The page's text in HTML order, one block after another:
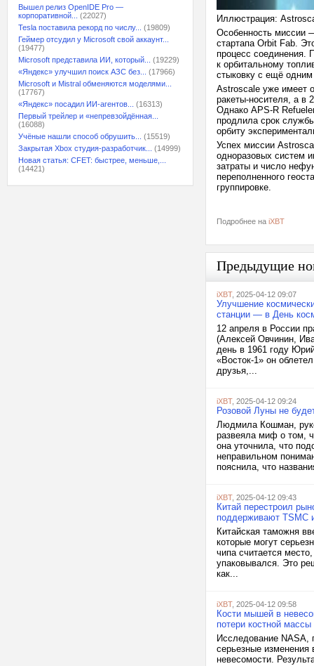
Вышел релиз OpenIDE Pro —
корпоративной...
(22027)
Tesla поставила рекорд по числу...
(19809)
Геймер отсудил у Microsoft свой аккаунт...
(19477)
Microsoft представила ИИ, который...
(19229)
«Яндекс» улучшил поиск АЗС без...
(17966)
Microsoft и Mistral обменяются моделями...
(17767)
«Яндекс» посадил ИИ-агентов...
(16313)
Первый трейлер и «непревзойдённая...
(16088)
Учёные нашли способ обрушить...
(15519)
Закрытая Xbox студия-разработчик...
(14999)
Новая статья: CFET: быстрее, меньше,...
(14421)
Иллюстрация:
Особенность миссии
стартапа Orbit Fab.
процесс соединения.
к орбитальному
стыковку с ещё одним
Astroscale уже имеет
ракеты-носителя, а в
Однако APS-R
продлила срок
орбиту
Успех миссии
одноразовых систем
затраты и число
переполненного
группировке.
Подробнее на iXBT
Предыдущие
iXBT, 2025-04-12 09:07
Улучшение
станции — в День
12 апреля в России
(Алексей Овчинин,
день в 1961 году
«Восток-1» он
друзья,...
iXBT, 2025-04-12 09:24
Розовой Луны не
Людмила Кошман,
развеяла миф о том,
она уточнила, что
неправильном
пояснила, что
iXBT, 2025-04-12 09:43
Китай перестроил
поддерживают TSMC
Китайская таможня
которые могут
чипа считается
упаковывался. Это
как...
iXBT, 2025-04-12 09:58
Кости мышей в
потери костной
Исследование NASA,
серьезные
невесомости.